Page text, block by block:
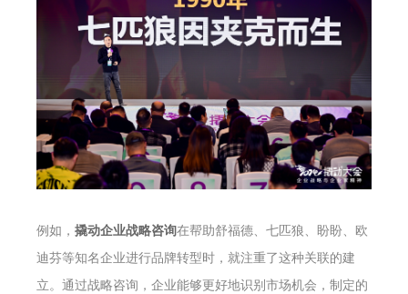
例如， 撬动企业战略咨询在帮助舒福德、七匹狼、盼盼、欧
迪芬等知名企业进行品牌转型时，就注重了这种关联的建
立。通过战略咨询，企业能够更好地识别市场机会，制定的